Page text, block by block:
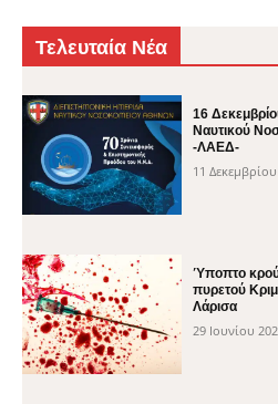
Τελευταία Νέα
16
Ναυτικού
-ΛΑΕΔ-
11
Ύποπτο
πυρετού
Λάρισα
29 Ιουνίου